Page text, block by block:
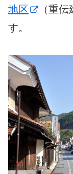
地区
（重
す。